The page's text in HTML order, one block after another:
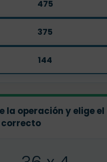
475
375
144
la operación y elige el